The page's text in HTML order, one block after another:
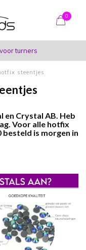
0
turners
steentjes
en Crystal AB. Heb
Voor alle hotfix
is morgen in